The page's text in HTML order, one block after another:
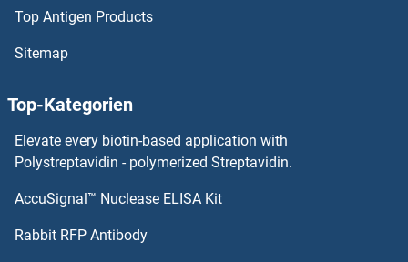
CLEC2D Antikörper
CLEC2A Antikörper
CLEC1A Antikörper
CLEC18A Antikörper
Top Antigen Products
Sitemap
Top-Kategorien
Elevate every biotin-based application with
Polystreptavidin - polymerized Streptavidin.
AccuSignal™ Nuclease ELISA Kit
Rabbit RFP Antibody